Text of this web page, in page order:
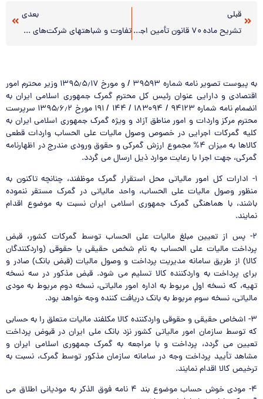
قبلی
تشریح ماده ۷۰ قانون تأمین اجتماعی
بعدی
تفاوت و شباهتهای شرکت‌های سهامی خاص و با مسئولیت محدود
به پیوست تصویر نامه شماره ۳۹۵۹۳ / و مورخ ۱۳۹۵٫۵٫۱۷ وزیر محترم امور
اقتصادی و دارایی عنوان رئیس کل محترم گمرک جمهوری اسلامی ایران به
انضمام نامه شماره ۹۴۱۲۳ / ۱۸۳۰۹۴ / ۱۴۴ / ۱۹۱ مورخ ۱۳۹۵٫۶٫۲ سرپرست
محترم مرکز واردات و امور مناطق آزاد و ویژه گمرک جمهوری اسلامی ایران به
کلیه گمرکات اجرایی در خصوص وصول مالیات علی الحساب واردات قطعی
کالاها به میزان ۴% مجموع ارزش گمرکی و حقوق ورودی مندرج در اظهارنامه
گمرکی، جهت اجرا با رعایت موارد ذیل ارسال می گردد.
۱- ادارات کل امور مالیاتی محل استقرار گمرک موظفند، چنانچه تاکنون به
منظور وصول مالیات علی الحساب، واحد مالیاتی در گمرک مستقر ننموده
باشند، با هماهنگی گمرک جمهوری اسلامی ایران نسبت به موضوع اقدام
نمایند.
۲- پس از تعیین مبلغ مالیات علی الحساب توسط گمرکات کشور، قبض
پرداخت مالیات علی الحساب به نام شخص حقیقی یا حقوقی (واردکنندگان
کالا) از طریق سامانه مدیریت پرداخت و وصول مالیات (قبض بانک) صادر و
برای پرداخت به واردکننده کالا تسلیم می شود. قبض مذکور در سه نسخه
تهیه، که نسخه اول مربوط به اداره امور مالیاتی، نسخه دوم مربوط به مودی
مالیاتی، نسخه سوم مربوط به بانک دریافت کننده وجه خواهد بود.
۳- اشخاص حقیقی و حقوقی واردکننده کالا مکلفند مالیات متعلق را به حسابی
که توسط سازمان امور مالیاتی کشور نزد بانک ملی ایران در قبوض پرداخت
تعیین می گردد، پرداخت و با مراجعه به گمرک جمهوری اسلامی ایران و
مشاهد تأیید پرداخت وجه در سامانه سازمان مذکور توسط گمرک، نسبت به
ترخیص کالا اقدام نمایند.
۴- مودی خوش حساب موضوع بند ۴ نامه فوق الذکر به مودیانی اطلاق می